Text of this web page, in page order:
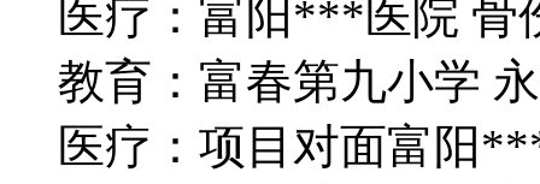
医疗：富阳***医院 骨
教育：富春第九小学
医疗：项目对面富阳